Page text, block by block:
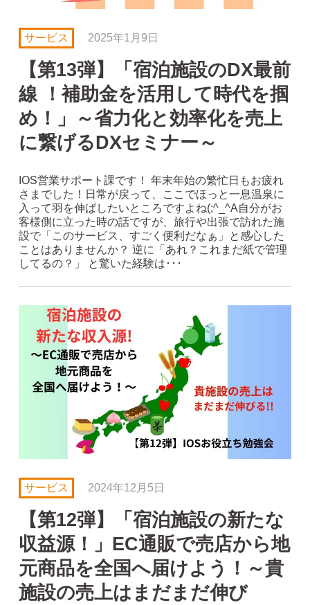
サービス 2025年1月9日
【第13弾】「宿泊施設のDX最前
線 ！補助金を活用して時代を掴
め！」～省力化と効率化を売上
に繋げるDXセミナー～
IOS営業サポート課です！ 年末年始の繁忙日もお疲れ
さまでした！日常が戻って、ここでほっと一息温泉に
入って羽を伸ばしたいところですよね(;^_^A自分がお
客様側に立った時の話ですが、旅行や出張で訪れた施
設で「このサービス、すごく便利だなぁ」と感心した
ことはありませんか？ 逆に「あれ？これまだ紙で管理
してるの？」 と驚いた経験は･･･
サービス 2024年12月5日
【第12弾】「宿泊施設の新たな
収益源！」EC通販で売店から地
元商品を全国へ届けよう！～貴
施設の売上はまだまだ伸び